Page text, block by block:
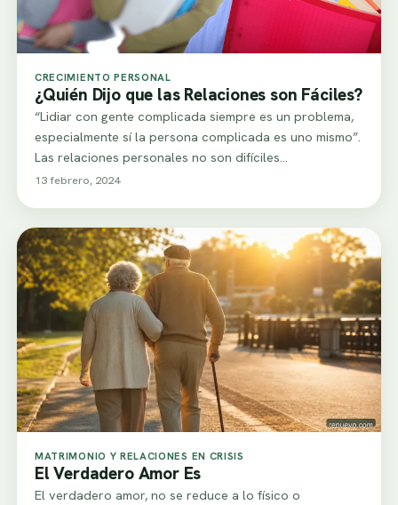
CRECIMIENTO PERSONAL
¿Quién Dijo que las Relaciones son Fáciles?
“Lidiar con gente complicada siempre es un problema,
especialmente sí la persona complicada es uno mismo”.
Las relaciones personales no son difíciles…
13 febrero, 2024
MATRIMONIO Y RELACIONES EN CRISIS
El Verdadero Amor Es
El verdadero amor, no se reduce a lo físico o